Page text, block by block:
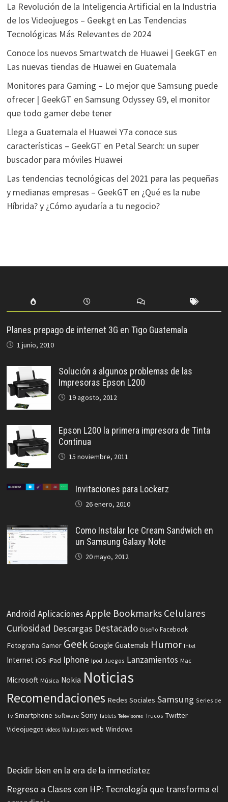
La Revolución de la Inteligencia Artificial en la Industria
de los Videojuegos – Geekgten Las Tendencias
Tecnológicas Más Relevantes de 2024
Conoce los nuevos Smartwatch de Huawei | GeekGT en
Las nuevas tiendas de Huawei en Guatemala
Monitores para Gaming – Lo mejor que Samsung puede
ofrecer | GeekGT en Samsung Odyssey G9, el monitor
que todo gamer debe tener
Llega a Guatemala el Huawei Y7a conoce sus
características – GeekGT en Petal Search: un super
buscador para móviles Huawei
Las tendencias tecnológicas del 2021 para las pequeñas
y medianas empresas – GeekGT en ¿Qué es la nube
Híbrida? y ¿Cómo ayudaría a tu negocio?
Planes prepago de internet 3G en Tigo Guatemala
1 junio, 2010
Solución a algunos problemas de las
Impresoras Epson L200
19 agosto, 2012
Epson L200 la primera impresora de Tinta
Continua
15 noviembre, 2011
Invitaciones para Lockerz
26 enero, 2010
Como Instalar Ice Cream Sandwich en
un Samsung Galaxy Note
20 mayo, 2012
Android Aplicaciones Apple Bookmarks Celulares
Curiosidad Descargas Destacado Diseño Facebook
Fotografia Gamer Geek Google Guatemala Humor Intel
Internet iOS iPad Iphone Ipod Juegos Lanzamientos Mac
Microsoft Música Nokia Noticias
Recomendaciones Redes Sociales Samsung Series de
Tv Smartphone Software Sony Tablets Televisores Trucos Twitter
Videojuegos videos Wallpapers web Windows
Decidir bien en la era de la inmediatez
Regreso a Clases con HP: Tecnología que transforma el